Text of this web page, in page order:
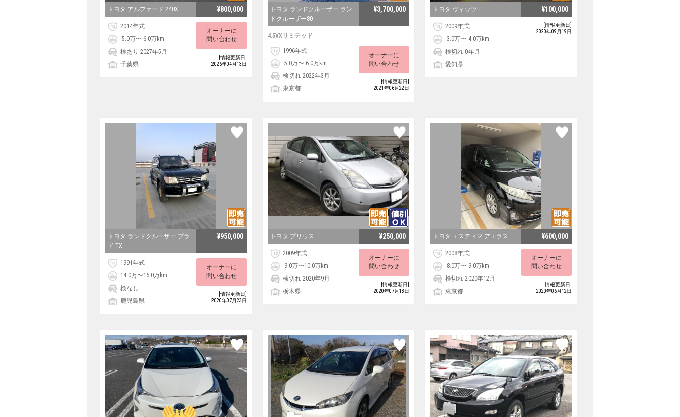
トヨタ アルファード 240X ¥800,000
2014年式
5.0万〜 6.0万km
検あり 2027年5月
千葉県
オーナーに
問い合わせ
[情報更新日]
2026年04月13日
トヨタ ランドクルーザー ラン
ドクルーザー80
¥3,700,000
4.5VXリミテッド
1996年式
5.0万〜 6.0万km
検切れ 2022年3月
東京都
オーナーに
問い合わせ
[情報更新日]
2021年06月22日
トヨタ ヴィッツ F ¥100,000
2009年式
3.0万〜 4.0万km
検切れ 0年月
愛知県
[情報更新日]
2020年09月19日
トヨタ ランドクルーザー プラ
ド TX
¥950,000
1991年式
14.0万〜16.0万km
検なし
鹿児島県
オーナーに
問い合わせ
[情報更新日]
2020年07月23日
トヨタ プリウス ¥250,000
2009年式
9.0万〜10.0万km
検切れ 2020年9月
栃木県
オーナーに
問い合わせ
[情報更新日]
2020年07月13日
トヨタ エスティマ アエラス ¥600,000
2008年式
8.0万〜 9.0万km
検切れ 2020年12月
東京都
オーナーに
問い合わせ
[情報更新日]
2020年06月12日